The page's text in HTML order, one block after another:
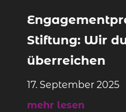
Stiftung: Wir
überreichen
17. September 2025
mehr lesen